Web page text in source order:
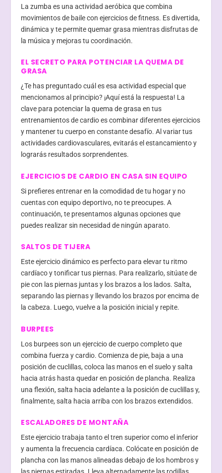
La zumba es una actividad aeróbica que combina
movimientos de baile con ejercicios de fitness. Es divertida,
dinámica y te permite quemar grasa mientras disfrutas de
la música y mejoras tu coordinación.
EL SECRETO PARA POTENCIAR LA QUEMA DE
GRASA
¿Te has preguntado cuál es esa actividad especial que
mencionamos al principio? ¡Aquí está la respuesta! La
clave para potenciar la quema de grasa en tus
entrenamientos de cardio es combinar diferentes ejercicios
y mantener tu cuerpo en constante desafío. Al variar tus
actividades cardiovasculares, evitarás el estancamiento y
lograrás resultados sorprendentes.
EJERCICIOS DE CARDIO EN CASA SIN EQUIPO
Si prefieres entrenar en la comodidad de tu hogar y no
cuentas con equipo deportivo, no te preocupes. A
continuación, te presentamos algunas opciones que
puedes realizar sin necesidad de ningún aparato.
SALTOS DE TIJERA
Este ejercicio dinámico es perfecto para elevar tu ritmo
cardíaco y tonificar tus piernas. Para realizarlo, sitúate de
pie con las piernas juntas y los brazos a los lados. Salta,
separando las piernas y llevando los brazos por encima de
la cabeza. Luego, vuelve a la posición inicial y repite.
BURPEES
Los burpees son un ejercicio de cuerpo completo que
combina fuerza y cardio. Comienza de pie, baja a una
posición de cuclillas, coloca las manos en el suelo y salta
hacia atrás hasta quedar en posición de plancha. Realiza
una flexión, salta hacia adelante a la posición de cuclillas y,
finalmente, salta hacia arriba con los brazos extendidos.
ESCALADORES DE MONTAÑA
Este ejercicio trabaja tanto el tren superior como el inferior
y aumenta la frecuencia cardíaca. Colócate en posición de
plancha con las manos alineadas debajo de los hombros y